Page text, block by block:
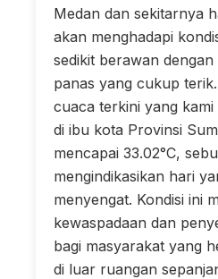
Medan dan sekitarnya
akan menghadapi
sedikit berawan
panas yang cukup
cuaca terkini yang
di ibu kota Provinsi
mencapai 33.02°C,
mengindikasikan hari
menyengat. Kondisi ini
kewaspadaan dan
bagi masyarakat yang
di luar ruangan